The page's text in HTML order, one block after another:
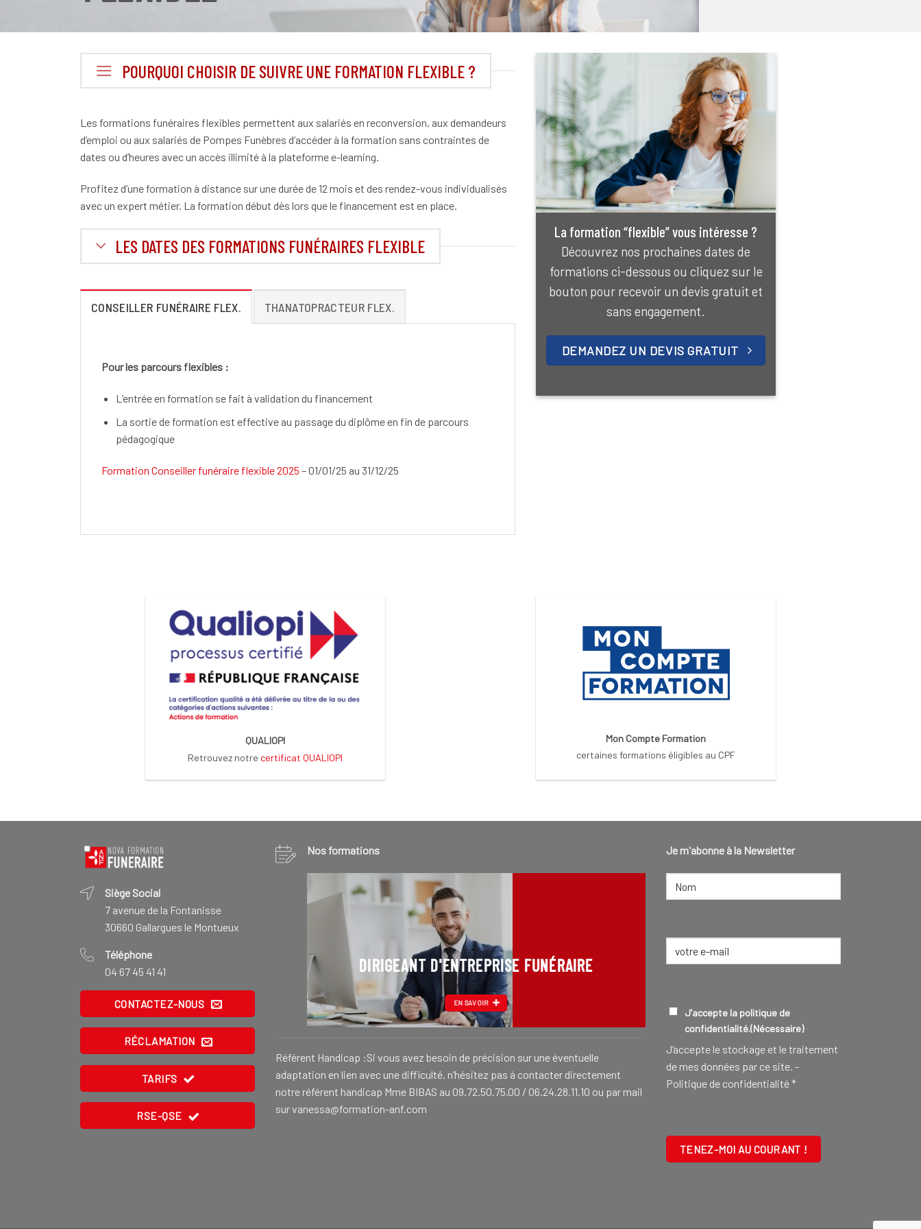
POURQUOI CHOISIR DE SUIVRE UNE FORMATION FLEXIBLE ?
Les formations funéraires flexibles permettent aux salariés en reconversion, aux demandeurs
d’emploi ou aux salariés de Pompes Funèbres d’accéder à la formation sans contraintes de
dates ou d’heures avec un accès illimité à la plateforme e-learning.
Profitez d’une formation à distance sur une durée de 12 mois et des rendez-vous individualisés
avec un expert métier. La formation début dès lors que le financement est en place.
LES DATES DES FORMATIONS FUNÉRAIRES FLEXIBLE
CONSEILLER FUNÉRAIRE FLEX. THANATOPRACTEUR FLEX.
Pour les parcours flexibles :
L’entrée en formation se fait à validation du financement
La sortie de formation est effective au passage du diplôme en fin de parcours
pédagogique
Formation Conseiller funéraire flexible 2025 – 01/01/25 au 31/12/25
La formation “flexible” vous intéresse ?
Découvrez nos prochaines dates de
formations ci-dessous ou cliquez sur le
bouton pour recevoir un devis gratuit et
sans engagement.
DEMANDEZ UN DEVIS GRATUIT
QUALIOPI
Retrouvez notre certificat QUALIOPI
Mon Compte Formation
certaines formations éligibles au CPF
Siège Social
7 avenue de la Fontanisse
30660 Gallargues le Montueux
Téléphone
04 67 45 41 41
CONTACTEZ-NOUS
RÉCLAMATION
TARIFS
RSE-QSE
Nos formations
DIRIGEANT D'ENTREPRISE FUNÉRAIRE
EN SAVOIR
CONSEILLER FUNÉRAIRE
Référent Handicap :Si vous avez besoin de précision sur une éventuelle
adaptation en lien avec une difficulté, n’hésitez pas à contacter directement
notre référent handicap Mme BIBAS au 09.72.50.75.00 / 06.24.28.11.10 ou par mail
sur vanessa@formation-anf.com
Je m'abonne à la Newsletter
NOM
mail(Nécessaire)
RGPD(NÉCESSAIRE)
J’accepte la politique de
confidentialité.(Nécessaire)
J‘accepte le stockage et le traitement
de mes données par ce site. -
Politique de confidentialité*